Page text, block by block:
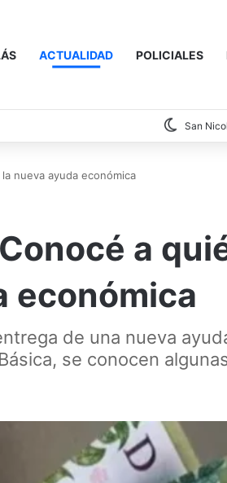
ACTUALIDAD POLICIALES
San
nueva ayuda económica
a
económica
de una nueva
se conocen